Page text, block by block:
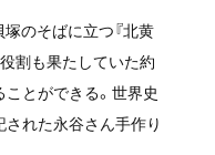
のそばに立つ『北黄
割も果たしていた約
とができる。世界史
れた永谷さん手作り